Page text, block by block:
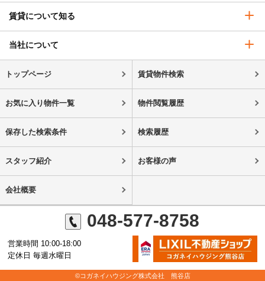
賃貸について知る
当社について
トップページ 賃貸物件検索
お気に入り物件一覧 物件閲覧履歴
保存した検索条件 検索履歴
スタッフ紹介 お客様の声
会社概要
048-577-8758
営業時間 10:00-18:00
定休日 毎週水曜日
©コガネイハウジング株式会社 熊谷店